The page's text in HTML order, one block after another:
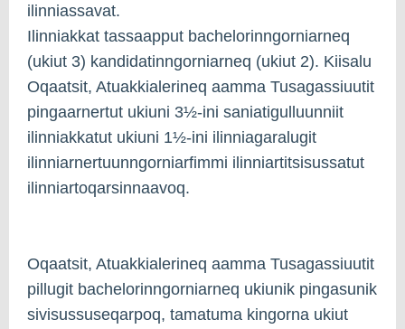
ilinniassavat.
Ilinniakkat tassaapput bachelorinngorniarneq
(ukiut 3) kandidatinngorniarneq (ukiut 2). Kiisalu
Oqaatsit, Atuakkialerineq aamma Tusagassiuutit
pingaarnertut ukiuni 3½-ini saniatigulluunniit
ilinniakkatut ukiuni 1½-ini ilinniagaralugit
ilinniarnertuunngorniarfimmi ilinniartitsisussatut
ilinniartoqarsinnaavoq.
Oqaatsit, Atuakkialerineq aamma Tusagassiuutit
pillugit bachelorinngorniarneq ukiunik pingasunik
sivisussuseqarpoq, tamatuma kingorna ukiut